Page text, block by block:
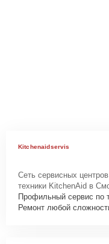
Kitchenaidservis
Сеть сервисных
техники KitchenAid в
Профильный сервис по
Ремонт любой